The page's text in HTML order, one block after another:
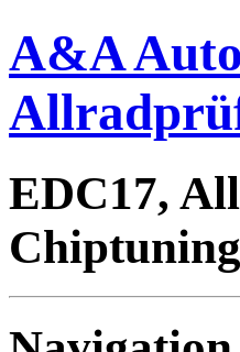
A&A
EDC17,
Chiptuning